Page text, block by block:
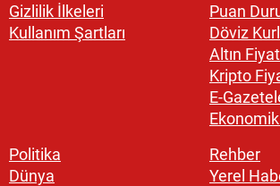
Gizlilik İlkeleri
Kullanım Şartları
Puan
Döviz
Altın
Kripto
E-
Politika
Dünya
Rehber
Yerel